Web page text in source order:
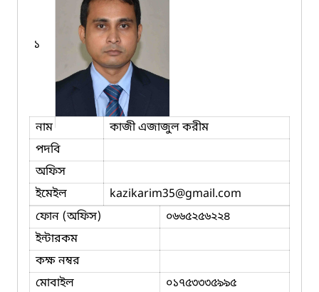
১
নাম
কাজী এজাজুল করীম
পদবি
অফিস
ইমেইল
kazikarim35@gmail.com
ফোন (অফিস)
০৬৬৫২৫৬২২৪
ইন্টারকম
কক্ষ নম্বর
মোবাইল
০১৭৫৩৩৩৫৯৯৫